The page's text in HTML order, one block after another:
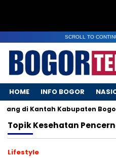
SCROLL TO
HOME INFO BOGOR
di Kantah Kabupaten Bogor
TopikKesehatan
Lifestyle